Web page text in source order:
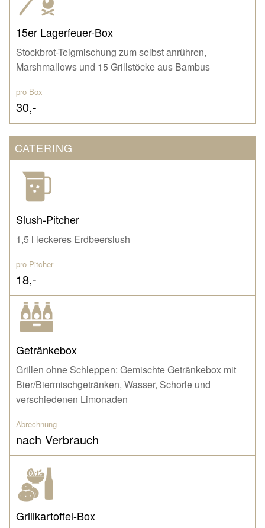
15er Lagerfeuer-Box
Stockbrot-Teigmischung zum selbst anrühren,
Marshmallows und 15 Grillstöcke aus Bambus
pro Box
30,-
CATERING
Slush-Pitcher
1,5 l leckeres Erdbeerslush
pro Pitcher
18,-
Getränkebox
Grillen ohne Schleppen: Gemischte Getränkebox mit
Bier/Biermischgetränken, Wasser, Schorle und
verschiedenen Limonaden
Abrechnung
nach Verbrauch
Grillkartoffel-Box